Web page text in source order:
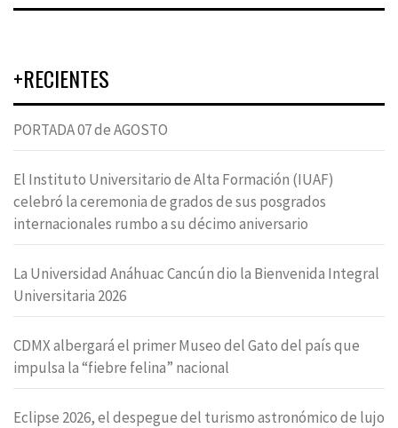
+RECIENTES
PORTADA 07 de AGOSTO
El Instituto Universitario de Alta Formación (IUAF)
celebró la ceremonia de grados de sus posgrados
internacionales rumbo a su décimo aniversario
La Universidad Anáhuac Cancún dio la Bienvenida Integral
Universitaria 2026
CDMX albergará el primer Museo del Gato del país que
impulsa la “fiebre felina” nacional
Eclipse 2026, el despegue del turismo astronómico de lujo